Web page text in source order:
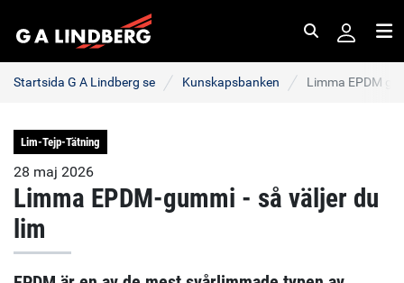
Startsida G A Lindberg se Kunskapsbanken Limma EPDM
Lim-Tejp-Tätning
28 maj 2026
Limma EPDM-gummi - så väljer du
lim